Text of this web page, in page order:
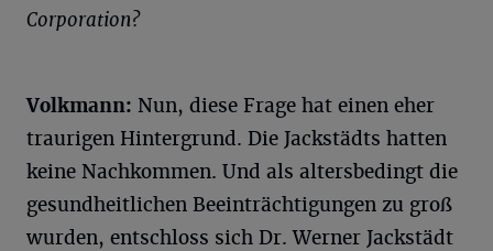
Corporation?
Volkmann: Nun, diese Frage hat einen eher
traurigen Hintergrund. Die Jackstädts hatten
keine Nachkommen. Und als altersbedingt die
gesundheitlichen Beeinträchtigungen zu groß
wurden, entschloss sich Dr. Werner Jackstädt